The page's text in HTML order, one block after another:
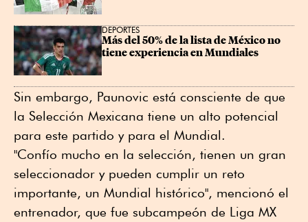
DEPORTES
Más del 50% de la lista de México no
tiene experiencia en Mundiales
Sin embargo, Paunovic está consciente de que
la Selección Mexicana tiene un alto potencial
para este partido y para el Mundial.
"Confío mucho en la selección, tienen un gran
seleccionador y pueden cumplir un reto
importante, un Mundial histórico", mencionó el
entrenador, que fue subcampeón de Liga MX